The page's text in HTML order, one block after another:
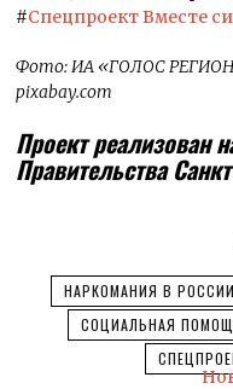
#Спецпроект Вместе
Фото: ИА «ГОЛОС
pixabay.com
Проект реализован
Правительства
НАРКОМАНИЯ В РОССИИ
СОЦИАЛЬНАЯ